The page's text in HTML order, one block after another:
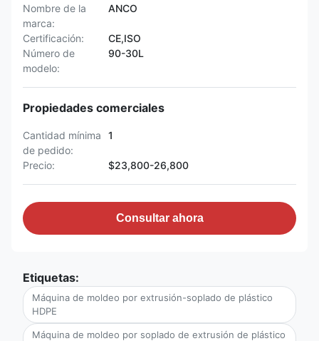
Nombre de la
marca:
ANCO
Certificación:
CE,ISO
Número de
modelo:
90-30L
Propiedades comerciales
Cantidad mínima
de pedido:
1
Precio: $23,800-26,800
Consultar ahora
Etiquetas:
Máquina de moldeo por extrusión-soplado de plástico
HDPE
Máquina de moldeo por soplado de extrusión de plástico